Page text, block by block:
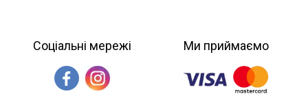
Соціальні мережі Ми приймаємо